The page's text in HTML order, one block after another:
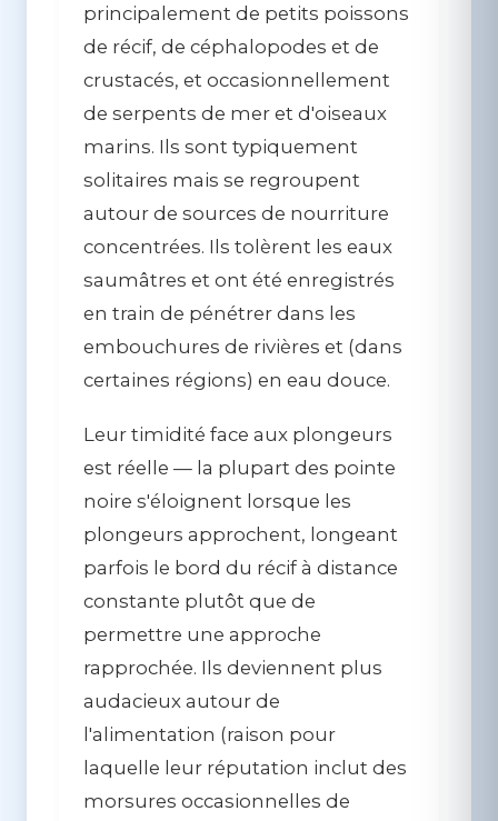
principalement de petits poissons
de récif, de céphalopodes et de
crustacés, et occasionnellement
de serpents de mer et d'oiseaux
marins. Ils sont typiquement
solitaires mais se regroupent
autour de sources de nourriture
concentrées. Ils tolèrent les eaux
saumâtres et ont été enregistrés
en train de pénétrer dans les
embouchures de rivières et (dans
certaines régions) en eau douce.
Leur timidité face aux plongeurs
est réelle — la plupart des pointe
noire s'éloignent lorsque les
plongeurs approchent, longeant
parfois le bord du récif à distance
constante plutôt que de
permettre une approche
rapprochée. Ils deviennent plus
audacieux autour de
l'alimentation (raison pour
laquelle leur réputation inclut des
morsures occasionnelles de